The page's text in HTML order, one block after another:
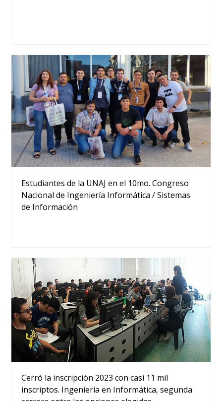
Estudiantes de la UNAJ en el 10mo. Congreso
Nacional de Ingeniería Informática / Sistemas
de Información
Cerró la inscripción 2023 con casi 11 mil
inscriptos. Ingeniería en Informática, segunda